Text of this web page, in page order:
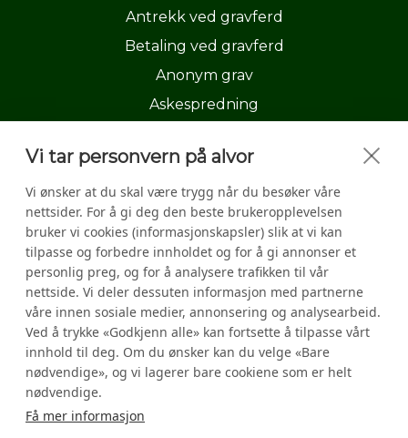
Vi tar personvern på alvor
Vi ønsker at du skal være trygg når du besøker våre
nettsider. For å gi deg den beste brukeropplevelsen
bruker vi cookies (informasjonskapsler) slik at vi kan
tilpasse og forbedre innholdet og for å gi annonser et
personlig preg, og for å analysere trafikken til vår
nettside. Vi deler dessuten informasjon med partnerne
våre innen sosiale medier, annonsering og analysearbeid.
Ved å trykke «Godkjenn alle» kan fortsette å tilpasse vårt
innhold til deg. Om du ønsker kan du velge «Bare
nødvendige», og vi lagerer bare cookiene som er helt
nødvendige.
Få mer informasjon
Antrekk ved gravferd
Betaling ved gravferd
Anonym grav
Askespredning
Skjemaer i forhold til ny arvelov
Seremonien
Kontakt oss
Personvernerklæring